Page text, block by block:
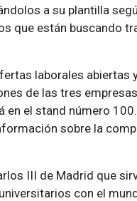
a su plantilla
que están buscando
laborales abiertas
de las tres
en el stand número
sobre la
III de Madrid que
con el